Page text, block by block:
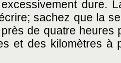
dure.
sachez que la
de quatre heures
et des kilomètres à